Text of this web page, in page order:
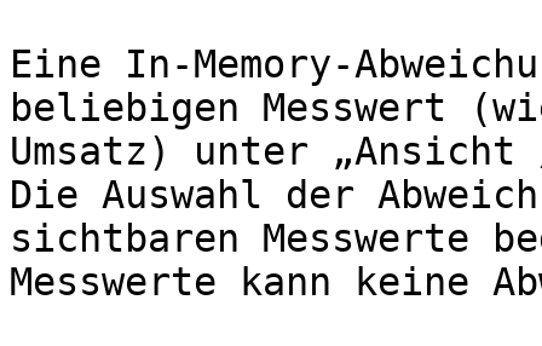
Eine In-Memory-
beliebigen Messwert
Umsatz) unter
Die Auswahl der
sichtbaren Messwerte
Messwerte kann keine